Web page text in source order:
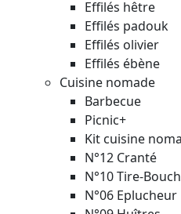
Effilés hêtre
Effilés padouk
Effilés olivier
Effilés ébène
Cuisine nomade
Barbecue
Picnic+
Kit cuisine
N°12 Cranté
N°10 Tire-
N°06 Eplucheur